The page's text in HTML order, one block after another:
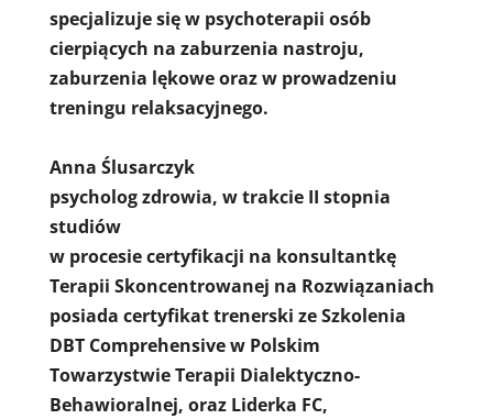
specjalizuje się w psychoterapii osób
cierpiących na zaburzenia nastroju,
zaburzenia lękowe oraz w prowadzeniu
treningu relaksacyjnego.
Anna Ślusarczyk
psycholog zdrowia, w trakcie II stopnia
studiów
w procesie certyfikacji na konsultantkę
Terapii Skoncentrowanej na Rozwiązaniach
posiada certyfikat trenerski ze Szkolenia
DBT Comprehensive w Polskim
Towarzystwie Terapii Dialektyczno-
Behawioralnej, oraz Liderka FC,